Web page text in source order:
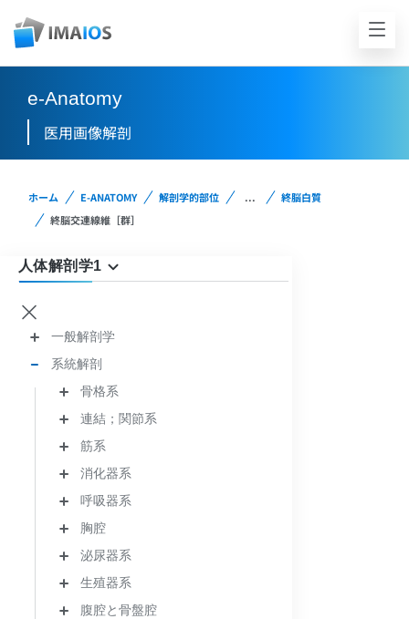
e-Anatomy
医用画像解剖
ホーム E-ANATOMY 解剖学的部位 ...
終脳白質
終脳交連線維［群］
人体解剖学1
一般解剖学
系統解剖
骨格系
連結；関節系
筋系
消化器系
呼吸器系
胸腔
泌尿器系
生殖器系
腹腔と骨盤腔